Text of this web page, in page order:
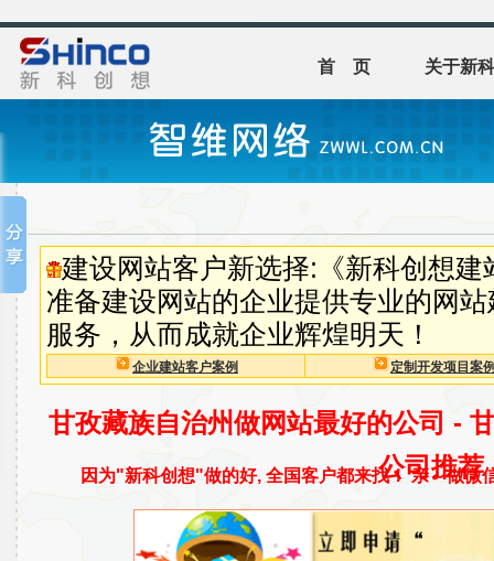
首 页 关于新
建设网站客户新选择:《新科创想
准备建设网站的企业提供专业的网
服务，从而成就企业辉煌明天！
企业建站客户案例 定制开发项目案
甘孜藏族自治州做网站最好的公司 -
公司推荐
因为"新科创想"做的好, 全国客户都来找！ 亲～做微